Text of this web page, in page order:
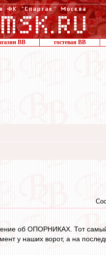
ВВ гостевая ВВ
об ОПОРНИКАХ. Тот самый
у наших ворот, а на